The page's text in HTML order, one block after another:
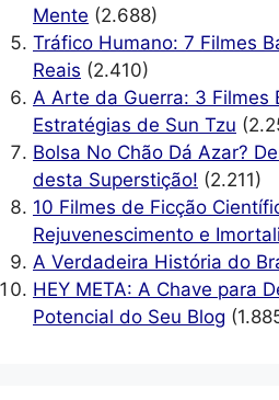
Mente (2.688)
Tráfico Humano: 7 Filmes
Reais (2.410)
A Arte da Guerra: 3 Filmes
Estratégias de Sun Tzu
Bolsa No Chão Dá Azar?
desta Superstição! (2.211)
10 Filmes de Ficção
Rejuvenescimento e
A Verdadeira História do
HEY META: A Chave para
Potencial do Seu Blog